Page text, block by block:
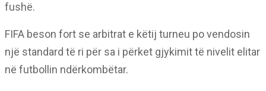
fushë.
FIFA beson fort se arbitrat e këtij turneu po vendosin
një standard të ri për sa i përket gjykimit të nivelit elitar
në futbollin ndërkombëtar.